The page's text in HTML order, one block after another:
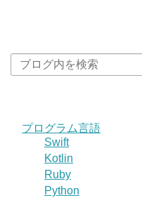
プログラム言語
Swift
Kotlin
Ruby
Python